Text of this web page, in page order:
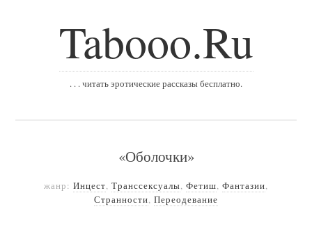
Tabooo.Ru
. . . читать эротические рассказы бесплатно.
«Оболочки»
жанр: Инцест, Транссексуалы, Фетиш, Фантазии,
Странности, Переодевание